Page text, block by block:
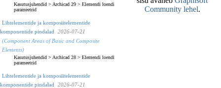
Kasutusjuhendid > Archicad 29 > Elemendi loendi
parameetrid
Lihtelementide ja komposiitelementide
komponentide pindalad
2026-07-21
(Component Areas of Basic and Composite
Elements)
Kasutusjuhendid > Archicad 28 > Elemendi loendi
parameetrid
Lihtelementide ja komposiitelementide
komponentide pindalad
2026-07-21